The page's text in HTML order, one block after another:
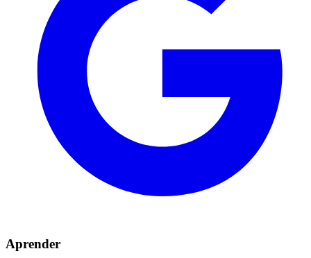
Aprender